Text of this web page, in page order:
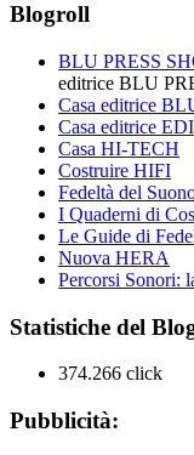
Blogroll
BLU PRESS
editrice BLU
Casa editrice
Casa editrice
Casa HI-TECH
Costruire HIFI
Fedeltà del
I Quaderni di
Le Guide di
Nuova HERA
Percorsi Sonori:
Statistiche del
374.266 click
Pubblicità: